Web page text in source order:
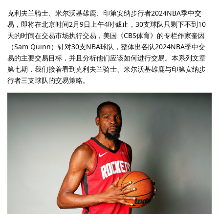
克利夫兰骑士、米尔沃基雄鹿、印第安纳步行者2024NBA季中交
易，即将在北京时间2月9日上午4时截止，30支球队只剩下不到10
天的时间在交易市场执行交易，美国《CBS体育》的专栏作家奎因
（Sam Quinn）针对30支NBA球队，整体出各队2024NBA季中交
易的主要交易目标，并且分析他们应该如何进行交易。本系列文章
第七期，我们接着看到克利夫兰骑士、米尔沃基雄鹿与印第安纳步
行者三支球队的交易策略。